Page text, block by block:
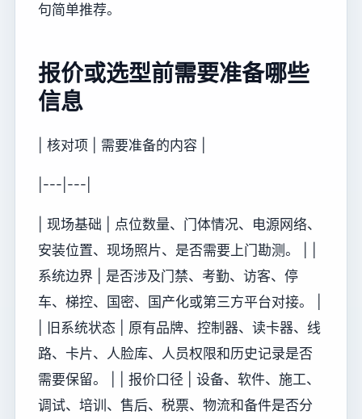
句简单推荐。
报价或选型前需要准备哪些
信息
| 核对项 | 需要准备的内容 |
|---|---|
| 现场基础 | 点位数量、门体情况、电源网络、
安装位置、现场照片、是否需要上门勘测。 | |
系统边界 | 是否涉及门禁、考勤、访客、停
车、梯控、国密、国产化或第三方平台对接。 |
| 旧系统状态 | 原有品牌、控制器、读卡器、线
路、卡片、人脸库、人员权限和历史记录是否
需要保留。 | | 报价口径 | 设备、软件、施工、
调试、培训、售后、税票、物流和备件是否分